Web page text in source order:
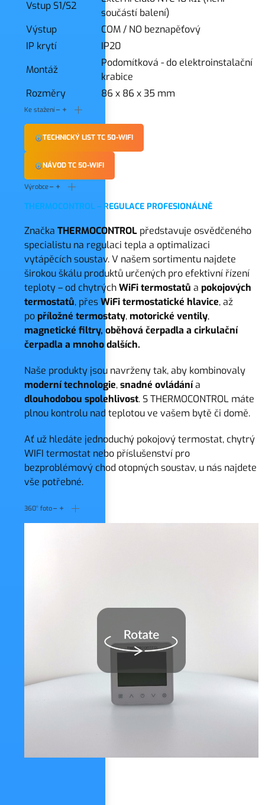
Vstup S1/S2
součástí balení)
Výstup
COM / NO beznapěťový
IP krytí
IP20
Montáž
Podomítková - do elektroinstalační
krabice
Rozměry
86 x 86 x 35 mm
Ke stažení
TECHNICKÝ LIST TC 50-WIFI
NÁVOD TC 50-WIFI
Výrobce
THERMOCONTROL – REGULACE PROFESIONÁLNĚ
ZnačkaTHERMOCONTROL představuje osvědčeného
specialistu na regulaci tepla a optimalizaci
vytápěcích soustav. V našem sortimentu najdete
širokou škálu produktů určených pro efektivní řízení
teploty – od chytrýchWiFi termostatů a pokojových
termostatů, přesWiFi termostatické hlavice, až
po příložné termostaty, motorické ventily,
magnetické filtry, oběhová čerpadla a cirkulační
čerpadla a mnoho dalších.
Naše produkty jsou navrženy tak, aby kombinovaly
modernítechnologie,snadné ovládánía
dlouhodobou spolehlivost. S THERMOCONTROL máte
plnou kontrolu nad teplotou ve vašem bytě či domě.
Ať už hledáte jednoduchý pokojový termostat, chytrý
WIFI termostat nebo příslušenství pro
bezproblémový chod otopných soustav, u nás najdete
vše potřebné.
360° foto